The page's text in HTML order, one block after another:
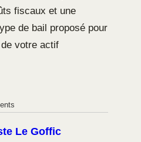
fiscaux et une
de bail proposé pour
votre actif
Le Goffic